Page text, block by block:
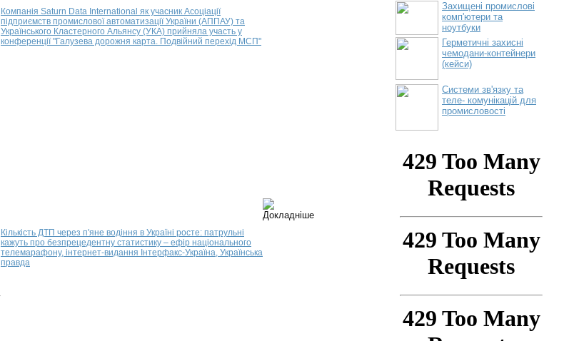
Компанія Saturn Data International як учасник Асоціації
підприємств промислової автоматизації України (АППАУ) та
Українського Кластерного Альянсу (УКА) прийняла участь у
конференції "Галузева дорожня карта. Подвійний перехід МСП"
Кількість ДТП через п'яне водіння в Україні росте: патрульні
кажуть про безпрецедентну статистику – ефір національного
телемарафону, інтернет-видання Інтерфакс-Україна, Українська
правда
Захищені промислові
комп'ютери та
ноутбуки
Герметичні захисні
чемодани-контейнери
(кейси)
Системи зв'язку та
теле- комунікацій для
промисловості